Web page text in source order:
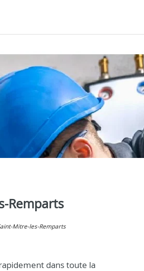
Remparts
Mitre-les-Remparts
dans toute la